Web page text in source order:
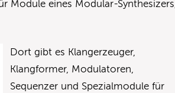
Module eines Modular-Synthesizers,
Dort gibt es Klangerzeuger,
Klangformer, Modulatoren,
Sequenzer und Spezialmodule für